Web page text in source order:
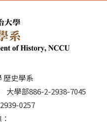
歷史學系
大學部886-2-2938-7045
0257